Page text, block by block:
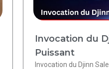
Invocation du
Puissant
Invocation du Djinn